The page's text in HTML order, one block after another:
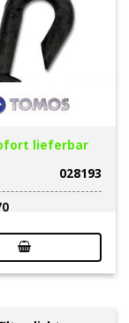
lieferbar
028193